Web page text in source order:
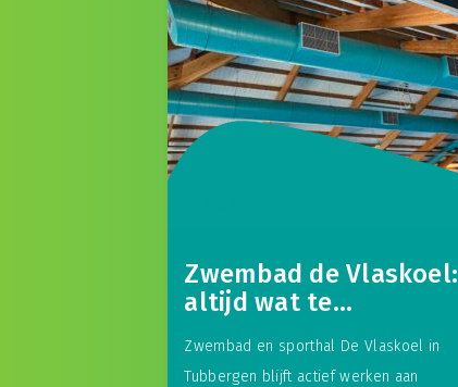
Zwembad de Vlaskoel:
altijd wat te
verduurzamen
Zwembad en sporthal De Vlaskoel in
Tubbergen blijft actief werken aan